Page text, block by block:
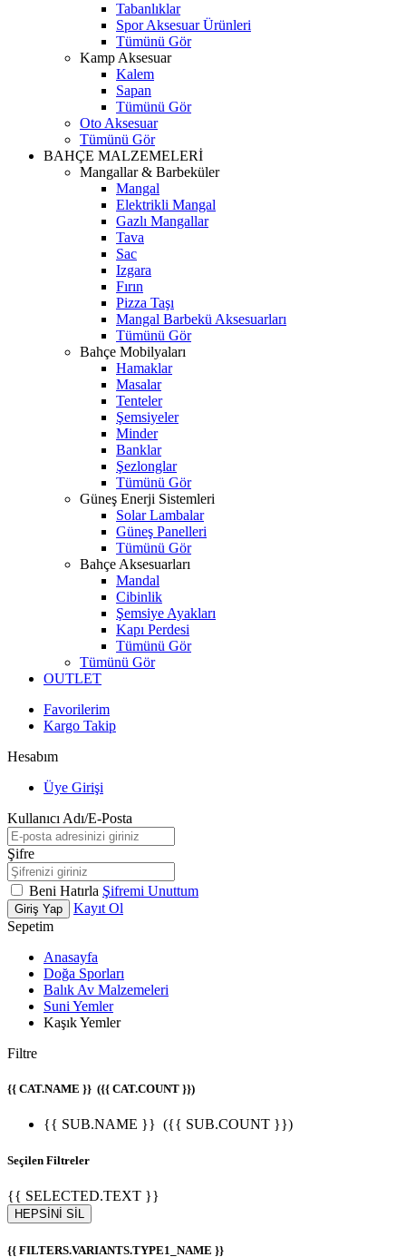
Tabanlıklar
Spor Aksesuar Ürünleri
Tümünü Gör
Kamp Aksesuar
Kalem
Sapan
Tümünü Gör
Oto Aksesuar
Tümünü Gör
BAHÇE MALZEMELERİ
Mangallar & Barbeküler
Mangal
Elektrikli Mangal
Gazlı Mangallar
Tava
Sac
Izgara
Fırın
Pizza Taşı
Mangal Barbekü Aksesuarları
Tümünü Gör
Bahçe Mobilyaları
Hamaklar
Masalar
Tenteler
Şemsiyeler
Minder
Banklar
Şezlonglar
Tümünü Gör
Güneş Enerji Sistemleri
Solar Lambalar
Güneş Panelleri
Tümünü Gör
Bahçe Aksesuarları
Mandal
Cibinlik
Şemsiye Ayakları
Kapı Perdesi
Tümünü Gör
Tümünü Gör
OUTLET
Favorilerim
Kargo Takip
Hesabım
Üye Girişi
Kullanıcı Adı/E-Posta
Şifre
Beni Hatırla Şifremi Unuttum
Giriş Yap
Kayıt Ol
Sepetim
Anasayfa
Doğa Sporları
Balık Av Malzemeleri
Suni Yemler
Kaşık Yemler
Filtre
{{ CAT.NAME }} ({{ CAT.COUNT }})
{{ SUB.NAME }} ({{ SUB.COUNT }})
Seçilen Filtreler
{{ SELECTED.TEXT }}
HEPSİNİ SİL
{{ FILTERS.VARIANTS.TYPE1_NAME }}